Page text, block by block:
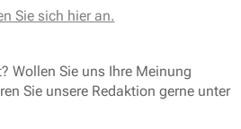
Sie sich hier an.
Wollen Sie uns Ihre Meinung
Sie unsere Redaktion gerne unter